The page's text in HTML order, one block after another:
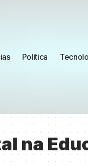
Politica
na